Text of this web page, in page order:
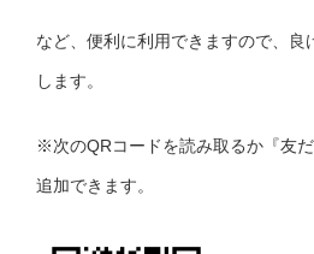
など、便利に利用できますので、良
します。
※次のQRコードを読み取るか『友
追加できます。